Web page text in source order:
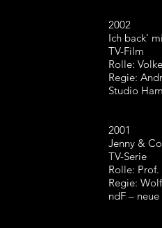
2002
Ich back'
TV-Film
Rolle:
Regie:
Studio
2001
Jenny & Co
TV-Serie
Rolle:
Regie:
ndF –